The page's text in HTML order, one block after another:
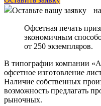
Офсетная печать
экономичным
от 250 экземпляров.
В типографии компании
офсетное изготовление
Наличие собственных
возможность предлагать
рыночных.